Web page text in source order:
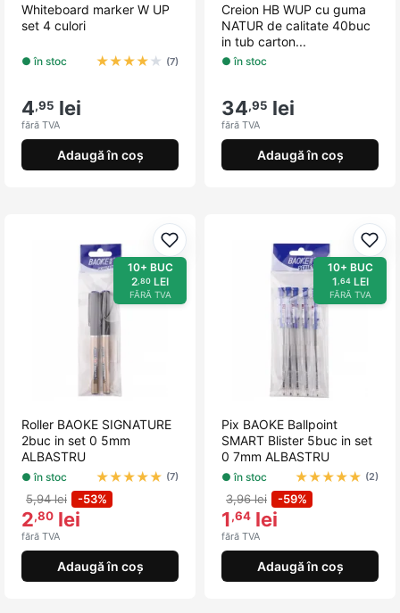
Whiteboard marker W UP
set 4 culori
● în stoc ★★★★ ★ (7)
4,95 lei
fără TVA
Adaugă în coș
Creion HB WUP cu guma
NATUR de calitate 40buc
in tub carton...
● în stoc
34,95 lei
fără TVA
Adaugă în coș
Adaugă la favorite
10+ BUC
2 ,80 LEI
FĂRĂ TVA
Roller BAOKE SIGNATURE
2buc in set 0 5mm
ALBASTRU
● în stoc ★★★★★ (7)
5,94 lei -53%
2,80 lei
fără TVA
Adaugă în coș
10+ BUC
1 ,64LEI
FĂRĂ TVA
Pix BAOKE Ballpoint
SMART Blister 5buc in set
0 7mm ALBASTRU
● în stoc ★★★★★ (2)
3,96 lei -59%
1,64 lei
fără TVA
Adaugă în coș